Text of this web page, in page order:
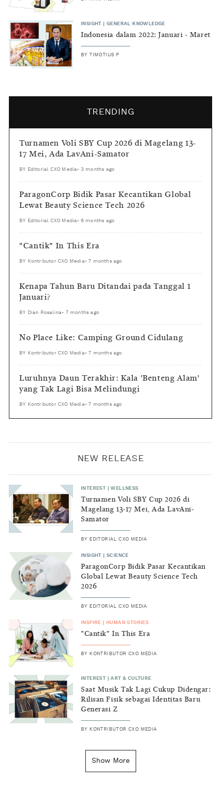
INSIGHT |GENERAL KNOWLEDGE
Indonesia dalam 2022: Januari - Maret
BYTIMOTIUS P
TRENDING
Turnamen Voli SBY Cup 2026 di Magelang 13-
17 Mei, Ada LavAni-Samator
BY Editorial CXO Media • 3 months ago
ParagonCorp Bidik Pasar Kecantikan Global
Lewat Beauty Science Tech 2026
BY Editorial CXO Media • 6 months ago
"Cantik" In This Era
BY Kontributor CXO Media •7 months ago
Kenapa Tahun Baru Ditandai pada Tanggal 1
Januari?
BY Dian Rosalina • 7 months ago
No Place Like: Camping Ground Cidulang
BY Kontributor CXO Media •7 months ago
Luruhnya Daun Terakhir: Kala 'Benteng Alam'
yang Tak Lagi Bisa Melindungi
BY Kontributor CXO Media •7 months ago
NEW RELEASE
INTEREST |WELLNESS
Turnamen Voli SBY Cup 2026 di
Magelang 13-17 Mei, Ada LavAni-
Samator
BY EDITORIAL CXO MEDIA
INSIGHT |SCIENCE
ParagonCorp Bidik Pasar Kecantikan
Global Lewat Beauty Science Tech
2026
BY EDITORIAL CXO MEDIA
INSPIRE HUMAN STORIES
"Cantik" In This Era
BY KONTRIBUTOR CXO MEDIA
INTEREST |ART & CULTURE
Saat Musik Tak Lagi Cukup Didengar:
Rilisan Fisik sebagai Identitas Baru
Generasi Z
BY KONTRIBUTOR CXO MEDIA
Kenapa Tahun Baru Ditandai pada
Show More